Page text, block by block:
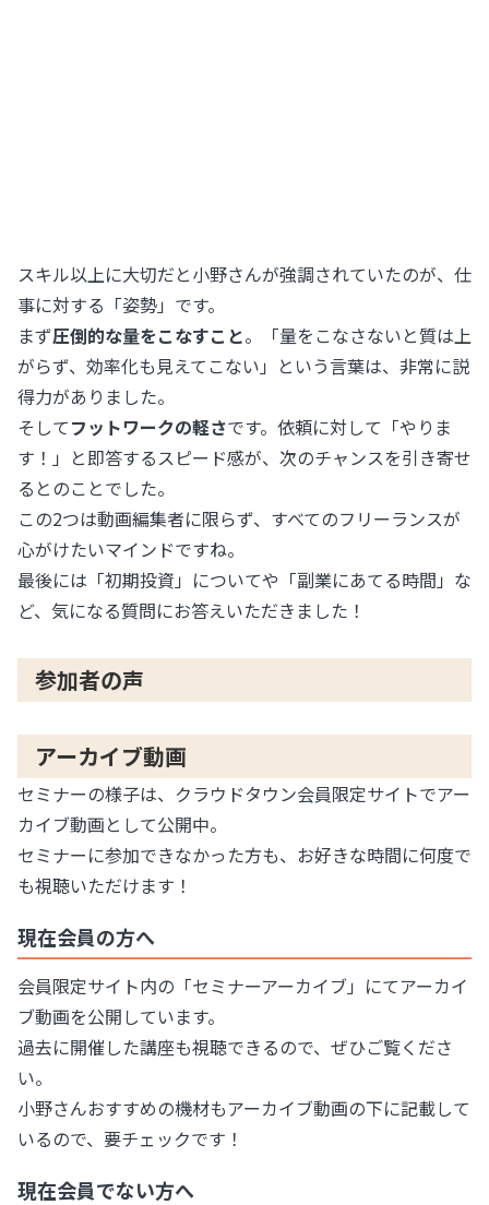
スキル以上に大切だと小野さんが強調されていたのが、仕
事に対する「姿勢」です。
まず圧倒的な量をこなすこと。「量をこなさないと質は上
がらず、効率化も見えてこない」という言葉は、非常に説
得力がありました。
そしてフットワークの軽さです。依頼に対して「やりま
す！」と即答するスピード感が、次のチャンスを引き寄せ
るとのことでした。
この2つは動画編集者に限らず、すべてのフリーランスが
心がけたいマインドですね。
最後には「初期投資」についてや「副業にあてる時間」な
ど、気になる質問にお答えいただきました！
参加者の声
アーカイブ動画
セミナーの様子は、クラウドタウン会員限定サイトでアー
カイブ動画として公開中。
セミナーに参加できなかった方も、お好きな時間に何度で
も視聴いただけます！
現在会員の方へ
会員限定サイト内の「セミナーアーカイブ」にてアーカイ
ブ動画を公開しています。
過去に開催した講座も視聴できるので、ぜひご覧くださ
い。
小野さんおすすめの機材もアーカイブ動画の下に記載して
いるので、要チェックです！
現在会員でない方へ